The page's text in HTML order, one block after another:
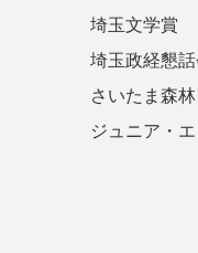
埼玉文学賞
埼玉政経懇話
さいたま森
ジュニア・